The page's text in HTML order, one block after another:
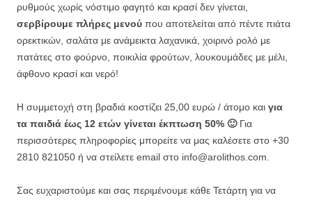
ρυθμούς χωρίς νόστιμο φαγητό και κρασί δεν γίνεται,
σερβίρουμε πλήρες μενού που αποτελείται από πέντε πιάτα
ορεκτικών, σαλάτα με ανάμεικτα λαχανικά, χοιρινό ρολό με
πατάτες στο φούρνο, ποικιλία φρούτων, λουκουμάδες με μέλι,
άφθονο κρασί και νερό!
Η συμμετοχή στη βραδιά κοστίζει 25,00 ευρώ / άτομο και για
τα παιδιά έως 12 ετών γίνεται έκπτωση 50% 🙂Για
περισσότερες πληροφορίες μπορείτε να μας καλέσετε στο +30
2810 821050 ή να στείλετε email στο info@arolithos.com.
Σας ευχαριστούμε και σας περιμένουμε κάθε Τετάρτη για να